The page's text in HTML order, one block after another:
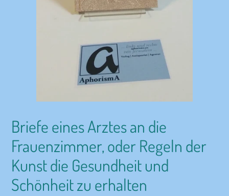
Briefe eines Arztes an die
Frauenzimmer, oder Regeln der
Kunst die Gesundheit und
Schönheit zu erhalten